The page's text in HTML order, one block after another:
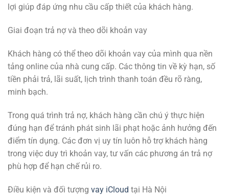
lợi giúp đáp ứng nhu cầu cấp thiết của khách hàng.
Giai đoạn trả nợ và theo dõi khoản vay
Khách hàng có thể theo dõi khoản vay của mình qua nền
tảng online của nhà cung cấp. Các thông tin về kỳ hạn, số
tiền phải trả, lãi suất, lịch trình thanh toán đều rõ ràng,
minh bạch.
Trong quá trình trả nợ, khách hàng cần chú ý thực hiện
đúng hạn để tránh phát sinh lãi phạt hoặc ảnh hưởng đến
điểm tín dụng. Các đơn vị uy tín luôn hỗ trợ khách hàng
trong việc duy trì khoản vay, tư vấn các phương án trả nợ
phù hợp để hạn chế rủi ro.
Điều kiện và đối tượng vay iCloud tại Hà Nội